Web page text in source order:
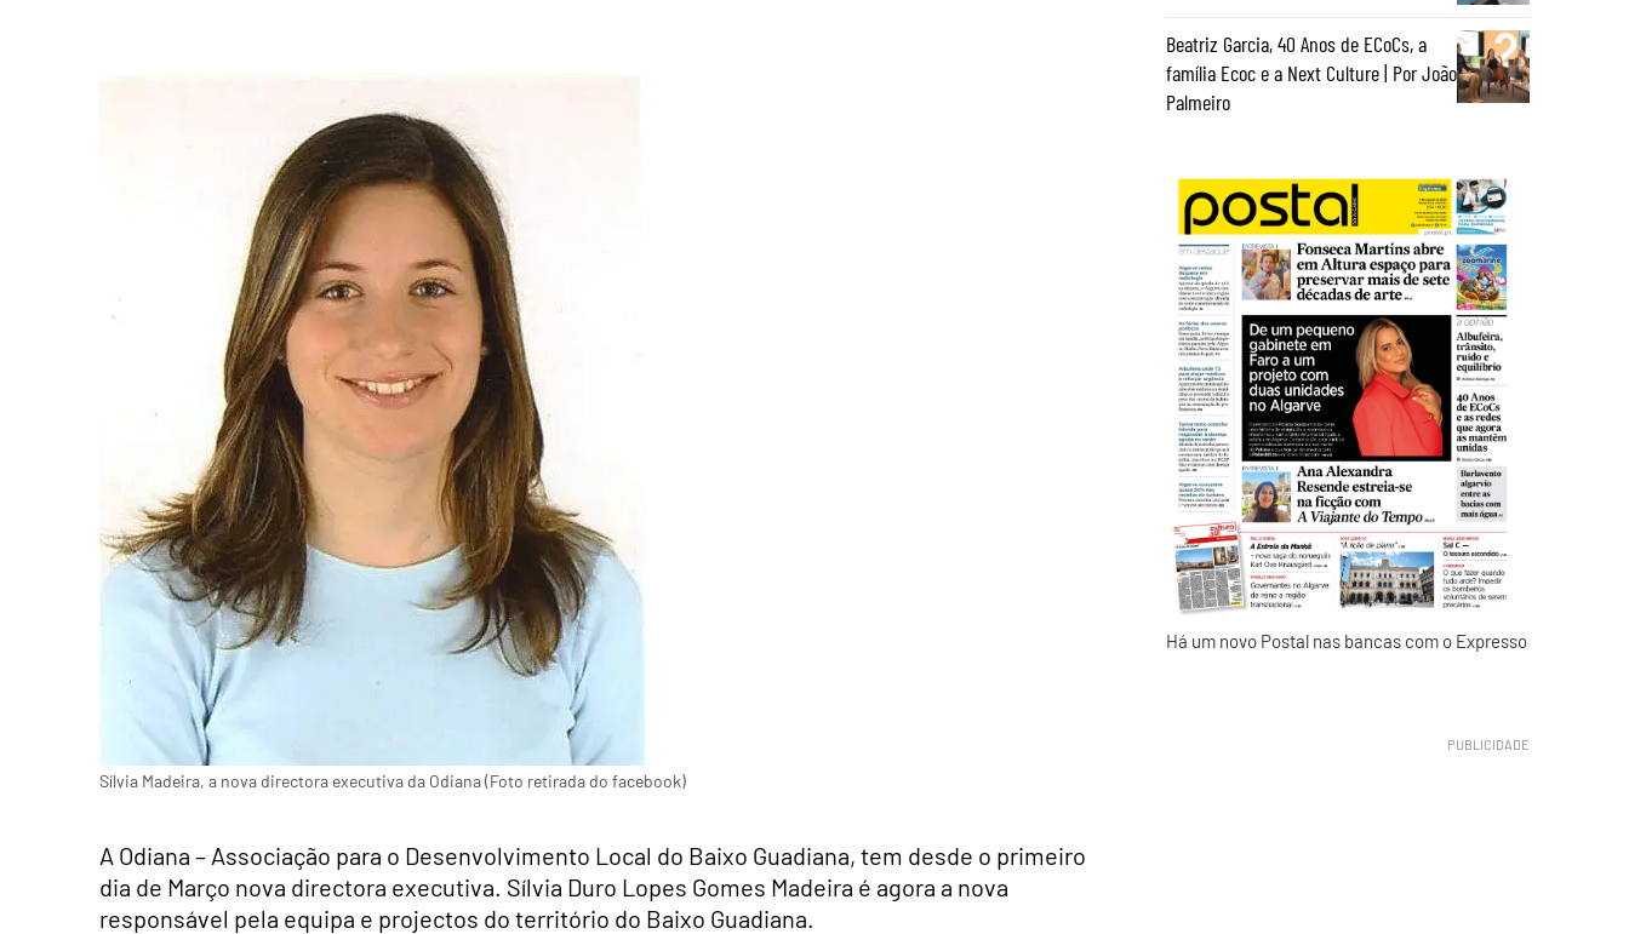
Sílvia Madeira, a nova directora executiva da Odiana (Foto retirada do facebook)
A Odiana – Associação para o Desenvolvimento Local do Baixo Guadiana, tem desde o primeiro
dia de Março nova directora executiva. Sílvia Duro Lopes Gomes Madeira é agora a nova
responsável pela equipa e projectos do território do Baixo Guadiana.
Beatriz Garcia, 40 Anos de ECoCs, a
família Ecoc e a Next Culture | Por João
Palmeiro
Há um novo Postal nas bancas com o Expresso